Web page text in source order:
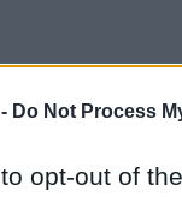
Do Not Process
opt-out of